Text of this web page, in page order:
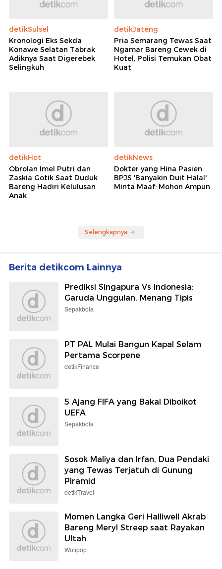
detikSulsel
Kronologi Eks Sekda
Konawe Selatan Tabrak
Adiknya Saat Digerebek
Selingkuh
detikJateng
Pria Semarang Tewas Saat
Ngamar Bareng Cewek di
Hotel, Polisi Temukan Obat
Kuat
detikHot
Obrolan Imel Putri dan
Zaskia Gotik Saat Duduk
Bareng Hadiri Kelulusan
Anak
detikNews
Dokter yang Hina Pasien
BPJS 'Banyakin Duit Halal'
Minta Maaf: Mohon Ampun
Selengkapnya
Berita detikcom Lainnya
Prediksi Singapura Vs Indonesia:
Garuda Unggulan, Menang Tipis
Sepakbola
PT PAL Mulai Bangun Kapal Selam
Pertama Scorpene
detikFinance
5 Ajang FIFA yang Bakal Diboikot
UEFA
Sepakbola
Sosok Maliya dan Irfan, Dua Pendaki
yang Tewas Terjatuh di Gunung
Piramid
detikTravel
Momen Langka Geri Halliwell Akrab
Bareng Meryl Streep saat Rayakan
Ultah
Wolipop